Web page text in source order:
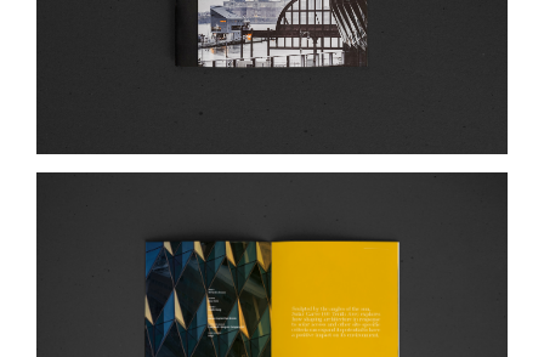
geometrie della facciata, rilegatura bodoniana e
punto metallico colorato.
del rivestimento, restituendone la complessità
delineano le sfaccettature della facciata del
Il giallo “oro” diventa elemento cromatico